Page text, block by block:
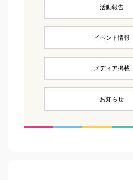
活動報告
イベント情報
メディア掲載
お知らせ